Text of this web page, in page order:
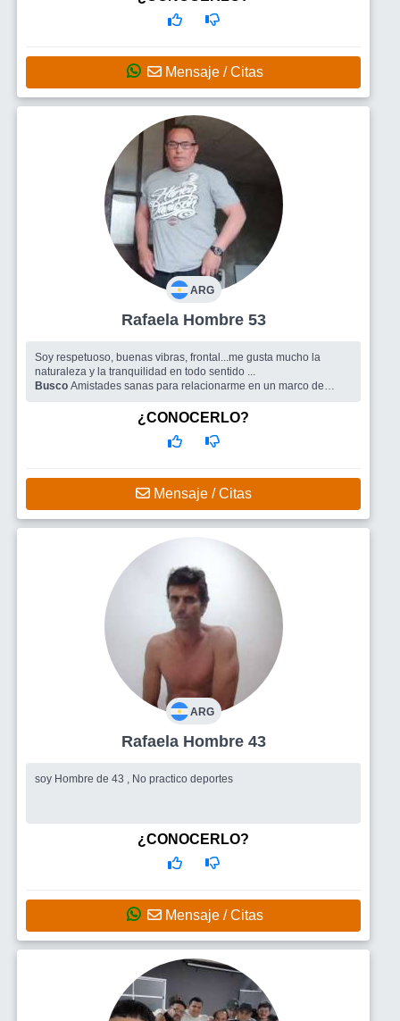
Mensaje / Citas
ARG
Rafaela Hombre 53
Soy respetuoso, buenas vibras, frontal...me gusta mucho la
naturaleza y la tranquilidad en todo sentido ...
Busco Amistades sanas para relacionarme en un marco de
¿CONOCERLO?
Mensaje / Citas
ARG
Rafaela Hombre 43
soy Hombre de 43 , No practico deportes
¿CONOCERLO?
Mensaje / Citas